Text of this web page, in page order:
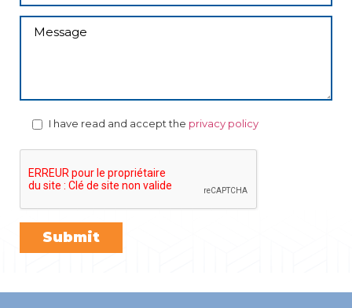
I have read and accept the privacy policy